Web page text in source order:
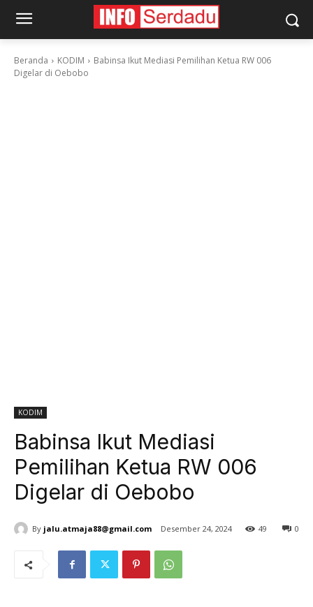
Beranda KODIM
Babinsa Ikut Mediasi Pemilihan Ketua RW 006
Digelar di Oebobo
KODIM
Babinsa Ikut Mediasi
Pemilihan Ketua RW 006
Digelar di Oebobo
By jalu.atmaja88@gmail.com Desember 24, 2024 0
49